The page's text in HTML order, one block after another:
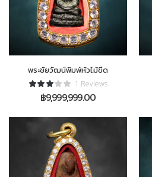
พระชัยวัฒน์พิมพ์หัวไม้ขีด
1 Reviews
฿9,999,999.00